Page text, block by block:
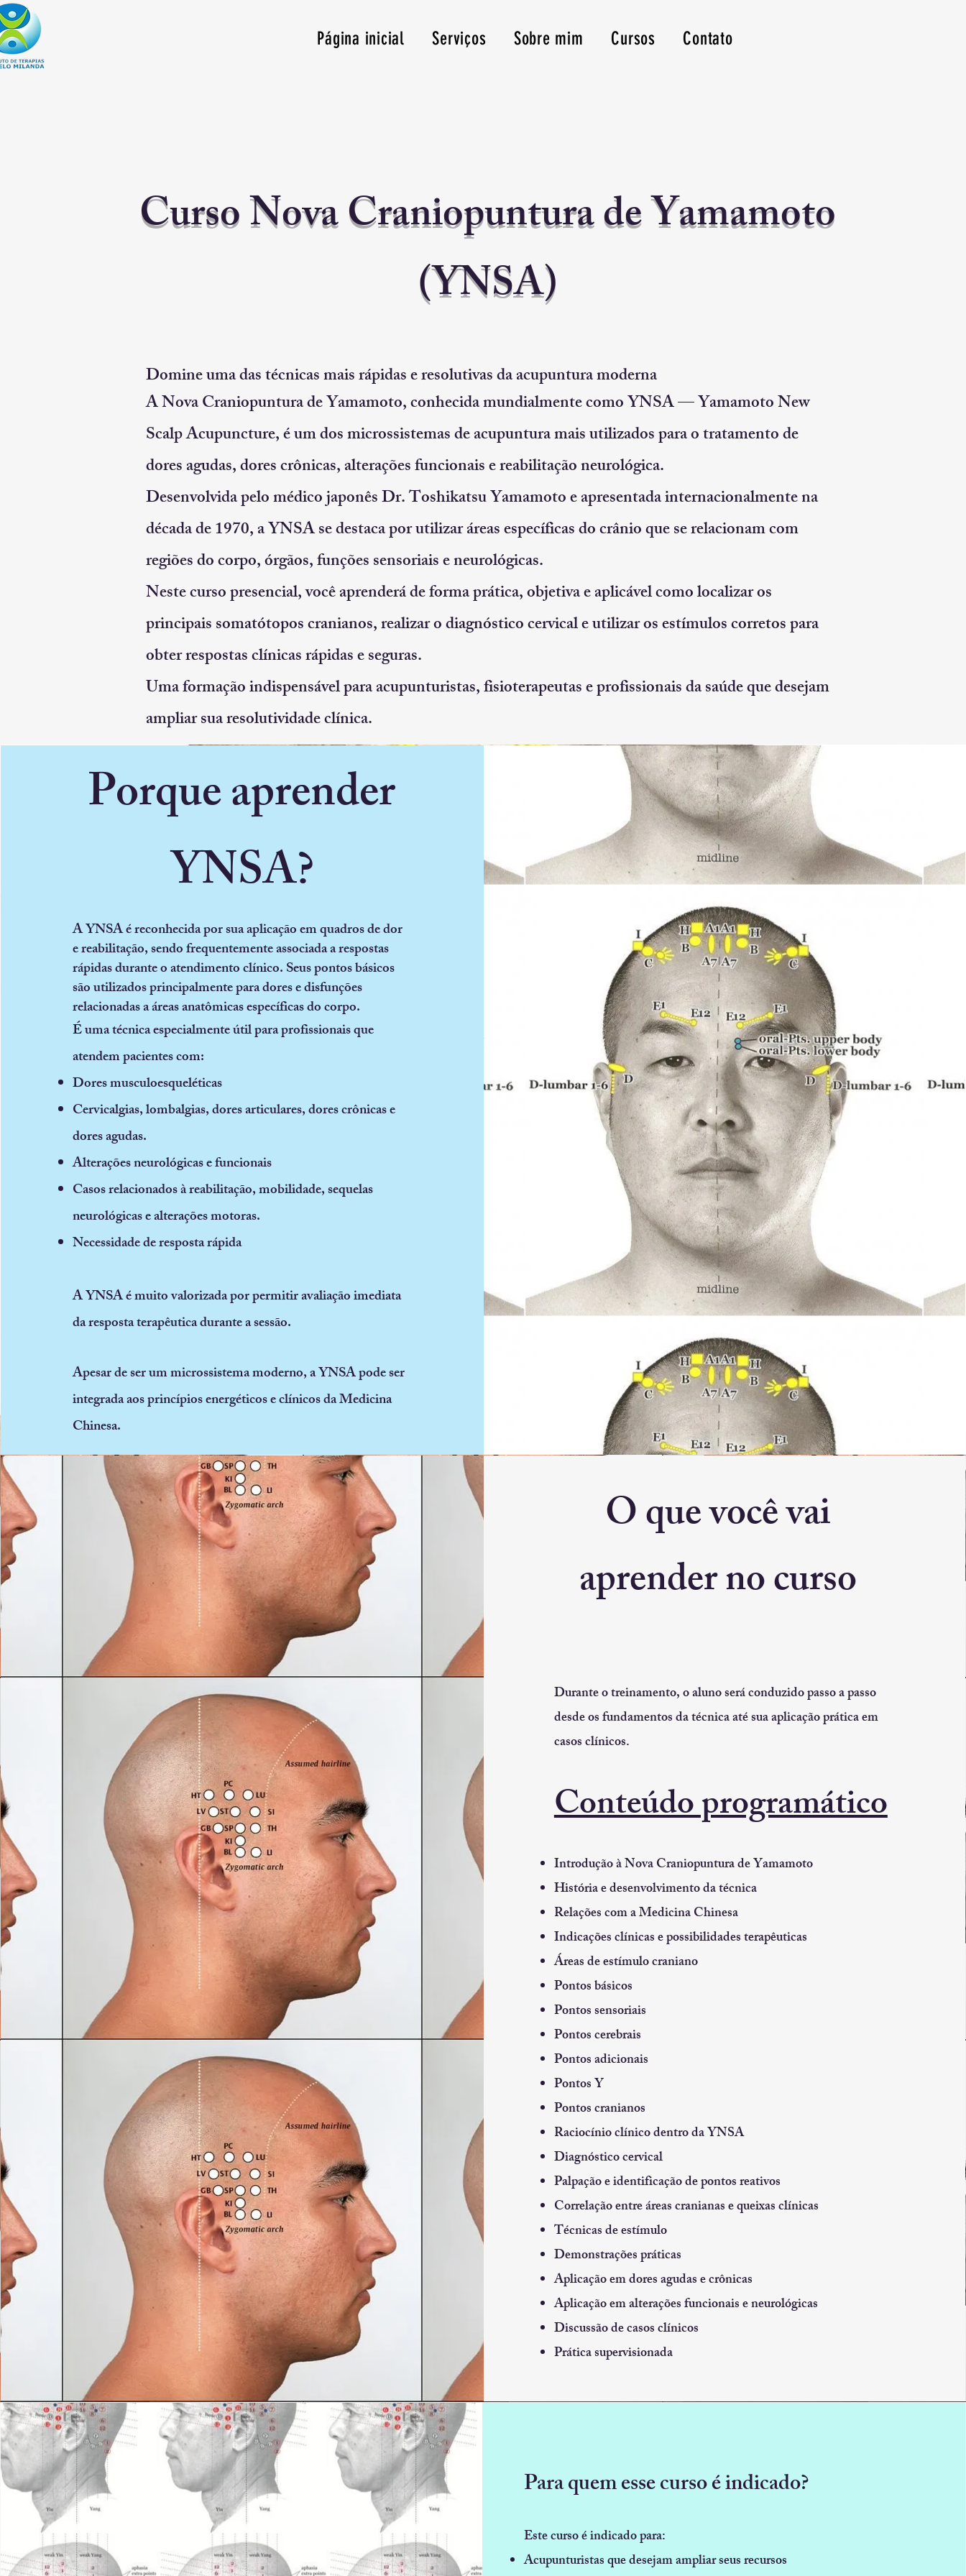
Página inicial Serviços Sobre mim Cursos Contato
Curso Nova Craniopuntura de Yamamoto
(YNSA)
Domine uma das técnicas mais rápidas e resolutivas da acupuntura moderna
A Nova Craniopuntura de Yamamoto, conhecida mundialmente como YNSA — Yamamoto New
Scalp Acupuncture, é um dos microssistemas de acupuntura mais utilizados para o tratamento de
dores agudas, dores crônicas, alterações funcionais e reabilitação neurológica.
Desenvolvida pelo médico japonês Dr. Toshikatsu Yamamoto e apresentada internacionalmente na
década de 1970, a YNSA se destaca por utilizar áreas específicas do crânio que se relacionam com
regiões do corpo, órgãos, funções sensoriais e neurológicas.
Neste curso presencial, você aprenderá de forma prática, objetiva e aplicável como localizar os
principais somatótopos cranianos, realizar o diagnóstico cervical e utilizar os estímulos corretos para
obter respostas clínicas rápidas e seguras.
Uma formação indispensável para acupunturistas, fisioterapeutas e profissionais da saúde que desejam
ampliar sua resolutividade clínica.
Porque aprender
YNSA?
A YNSA é reconhecida por sua aplicação em quadros de dor
e reabilitação, sendo frequentemente associada a respostas
rápidas durante o atendimento clínico. Seus pontos básicos
são utilizados principalmente para dores e disfunções
relacionadas a áreas anatômicas específicas do corpo.
É uma técnica especialmente útil para profissionais que
atendem pacientes com:
Dores musculoesqueléticas
Cervicalgias, lombalgias, dores articulares, dores crônicas e
dores agudas.
Alterações neurológicas e funcionais
Casos relacionados à reabilitação, mobilidade, sequelas
neurológicas e alterações motoras.
Necessidade de resposta rápida
A YNSA é muito valorizada por permitir avaliação imediata
da resposta terapêutica durante a sessão.
Apesar de ser um microssistema moderno, a YNSA pode ser
integrada aos princípios energéticos e clínicos da Medicina
Chinesa.
O que você vai
aprender no curso
Durante o treinamento, o aluno será conduzido passo a passo
desde os fundamentos da técnica até sua aplicação prática em
casos clínicos.
Conteúdo programático
Introdução à Nova Craniopuntura de Yamamoto
História e desenvolvimento da técnica
Relações com a Medicina Chinesa
Indicações clínicas e possibilidades terapêuticas
Áreas de estímulo craniano
Pontos básicos
Pontos sensoriais
Pontos cerebrais
Pontos adicionais
Pontos Y
Pontos cranianos
Raciocínio clínico dentro da YNSA
Diagnóstico cervical
Palpação e identificação de pontos reativos
Correlação entre áreas cranianas e queixas clínicas
Técnicas de estímulo
Demonstrações práticas
Aplicação em dores agudas e crônicas
Aplicação em alterações funcionais e neurológicas
Discussão de casos clínicos
Prática supervisionada
Para quem esse curso é indicado?
Este curso é indicado para:
Acupunturistas que desejam ampliar seus recursos